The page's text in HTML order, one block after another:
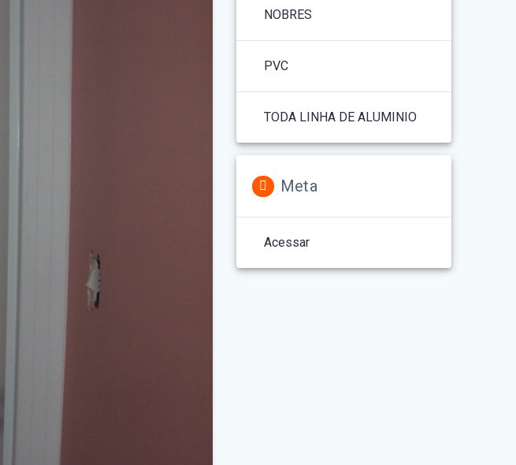
NOBRES
PVC
TODA LINHA DE ALUMINIO
Meta
Acessar